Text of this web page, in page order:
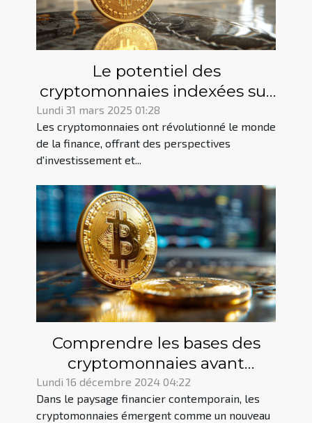
Le potentiel des
cryptomonnaies indexées sur
des actifs tangibles
Lundi 31 mars 2025 01:28
Les cryptomonnaies ont révolutionné le monde
de la finance, offrant des perspectives
d'investissement et...
Comprendre les bases des
cryptomonnaies avant
d'investir
Lundi 16 décembre 2024 04:22
Dans le paysage financier contemporain, les
cryptomonnaies émergent comme un nouveau